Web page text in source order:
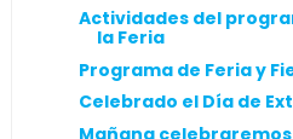
Actividades del
la Feria
Programa de Feria y
Celebrado el Día de
Mañana